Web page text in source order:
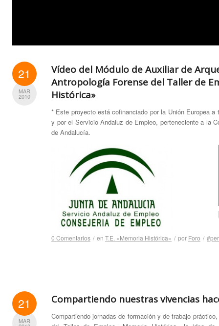
21
MAR
2010
Vídeo del Módulo de Auxiliar de
Antropología Forense del Taller de
Histórica»
* Este proyecto está cofinanciado por la Unión Europea a
y por el Servicio Andaluz de Empleo, perteneciente a la
de Andalucía.
0 Comentarios / en T.E. «Memoria Histórica» / por Foro /
21
MAR
Compartiendo nuestras vivencias
Compartiendo jornadas de formación y de trabajo